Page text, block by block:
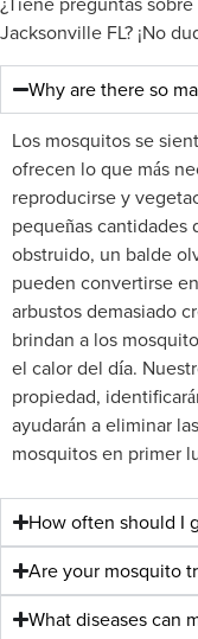
Jacksonville FL? ¡No
Why are there so
Los mosquitos se
ofrecen lo que más
reproducirse y
pequeñas cantidades
obstruido, un balde
pueden convertirse
arbustos demasiado
brindan a los
el calor del día.
propiedad,
ayudarán a eliminar
mosquitos en primer
How often should I
Are your mosquito
What diseases can